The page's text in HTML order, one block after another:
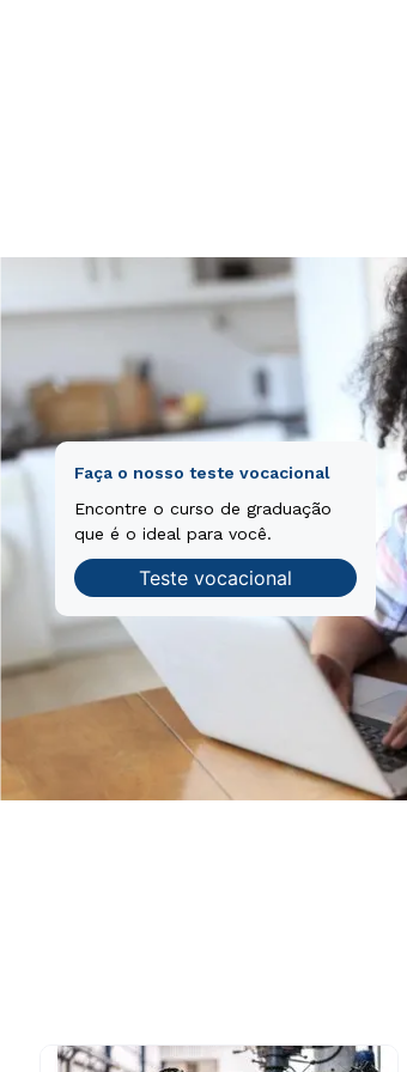
Faça o nosso teste vocacional
Encontre o curso de graduação
que é o ideal para você.
Teste vocacional